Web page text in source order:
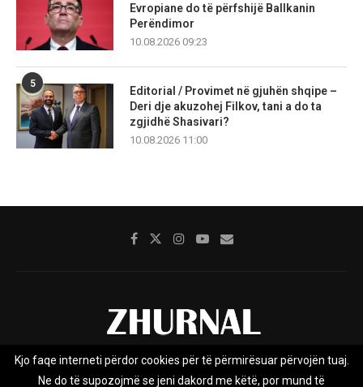
Evropiane do të përfshijë Ballkanin
Perëndimor
10.08.2026 09:23
5
Editorial / Provimet në gjuhën shqipe –
Deri dje akuzohej Filkov, tani a do ta
zgjidhë Shasivari?
10.08.2026 11:00
Rreth nesh Impresumi Marketing
Kontakt
Kjo faqe interneti përdor cookies për të përmirësuar përvojën tuaj.
Ne do të supozojmë se jeni dakord me këtë, por mund të